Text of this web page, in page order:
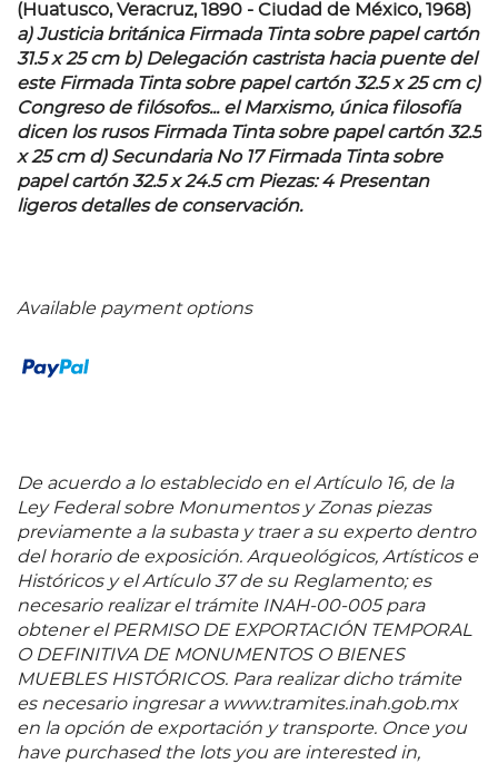
(Huatusco, Veracruz, 1890 - Ciudad de México, 1968)
a) Justicia británicaFirmada Tinta sobre papel cartón
31.5 x 25 cm b) Delegación castrista hacia puente del
esteFirmada Tinta sobre papel cartón 32.5 x 25 cm c)
Congreso de filósofos... el Marxismo, única filosofía
dicen los rusosFirmada Tinta sobre papel cartón 32.5
x 25 cm d) Secundaria No 17Firmada Tinta sobre
papel cartón 32.5 x 24.5 cm Piezas: 4 Presentan
ligeros detalles de conservación.
Available payment options
De acuerdo a lo establecido en el Artículo 16, de la
Ley Federal sobre Monumentos y Zonas piezas
previamente a la subasta y traer a su experto dentro
del horario de exposición. Arqueológicos, Artísticos e
Históricos y el Artículo 37 de su Reglamento; es
necesario realizar el trámite INAH-00-005 para
obtener el PERMISO DE EXPORTACIÓN TEMPORAL
O DEFINITIVA DE MONUMENTOS O BIENES
MUEBLES HISTÓRICOS. Para realizar dicho trámite
es necesario ingresar a www.tramites.inah.gob.mx
en la opción de exportación y transporte. Once you
have purchased the lots you are interested in,